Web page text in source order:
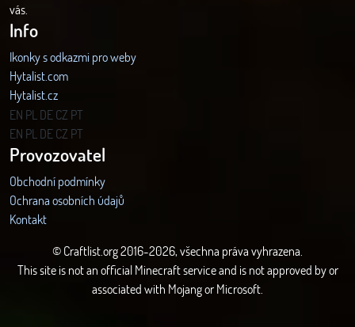
vás.
Info
Ikonky s odkazmi pro weby
Hytalist.com
Hytalist.cz
Hytamods.org
EN PL DECZ PT
EN PL DECZ PT
Provozovatel
Obchodní podmínky
Ochrana osobních údajů
Kontakt
© Craftlist.org 2016-2026, všechna práva vyhrazena.
This site is not an official Minecraft service and is not approved by or
associated with Mojang or Microsoft.